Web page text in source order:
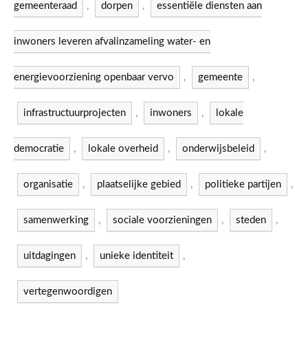
gemeenteraad , dorpen , essentiële diensten aan
inwoners leveren afvalinzameling water- en
energievoorziening openbaar vervo , gemeente ,
infrastructuurprojecten , inwoners , lokale
democratie , lokale overheid , onderwijsbeleid ,
organisatie , plaatselijke gebied , politieke partijen ,
samenwerking , sociale voorzieningen , steden ,
uitdagingen , unieke identiteit ,
vertegenwoordigen